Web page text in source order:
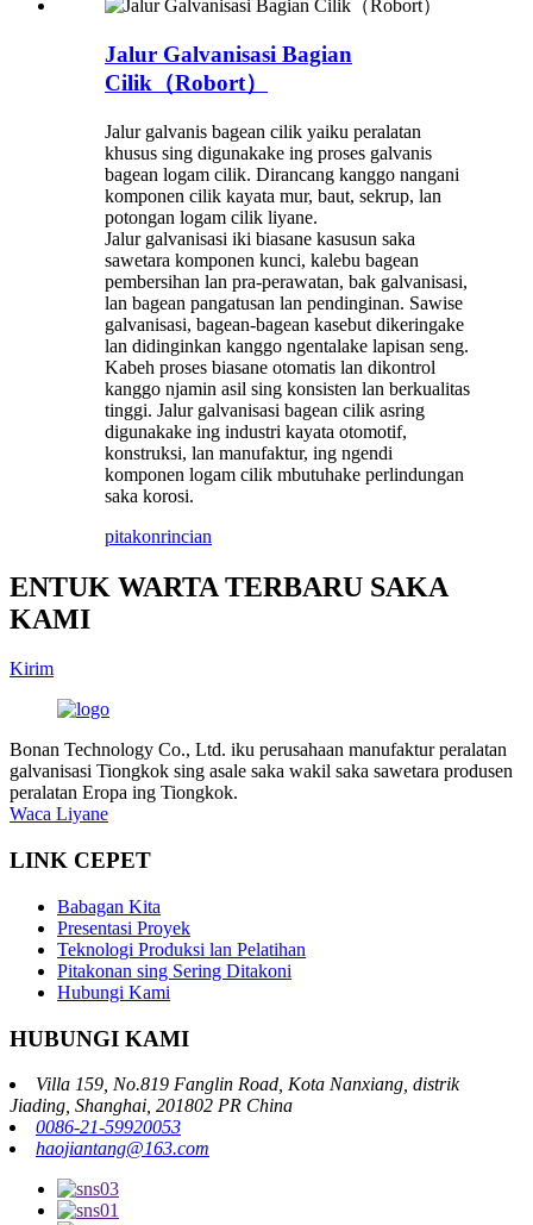
Jalur Galvanisasi Bagian
Cilik（Robort）
Jalur galvanis bagean cilik yaiku peralatan
khusus sing digunakake ing proses galvanis
bagean logam cilik. Dirancang kanggo nangani
komponen cilik kayata mur, baut, sekrup, lan
potongan logam cilik liyane.
Jalur galvanisasi iki biasane kasusun saka
sawetara komponen kunci, kalebu bagean
pembersihan lan pra-perawatan, bak galvanisasi,
lan bagean pangatusan lan pendinginan. Sawise
galvanisasi, bagean-bagean kasebut dikeringake
lan didinginkan kanggo ngentalake lapisan seng.
Kabeh proses biasane otomatis lan dikontrol
kanggo njamin asil sing konsisten lan berkualitas
tinggi. Jalur galvanisasi bagean cilik asring
digunakake ing industri kayata otomotif,
konstruksi, lan manufaktur, ing ngendi
komponen logam cilik mbutuhake perlindungan
saka korosi.
pitakonrincian
ENTUK WARTA TERBARU SAKA
KAMI
Kirim
Bonan Technology Co., Ltd. iku perusahaan manufaktur peralatan
galvanisasi Tiongkok sing asale saka wakil saka sawetara produsen
peralatan Eropa ing Tiongkok.
Waca Liyane
LINK CEPET
Babagan Kita
Presentasi Proyek
Teknologi Produksi lan Pelatihan
Pitakonan sing Sering Ditakoni
Hubungi Kami
HUBUNGI KAMI
Villa 159, No.819 Fanglin Road, Kota Nanxiang, distrik
Jiading, Shanghai, 201802 PR China
0086-21-59920053
haojiantang@163.com